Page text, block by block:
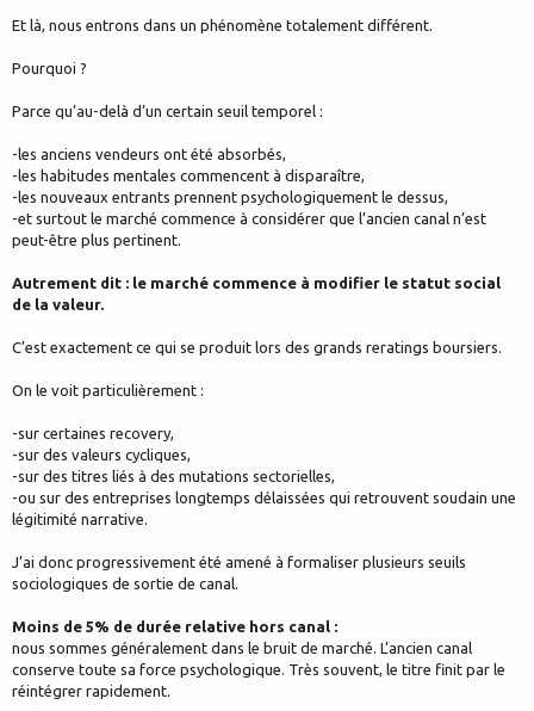
Et là, nous entrons dans un phénomène totalement différent.
Pourquoi ?
Parce qu’au-delà d’un certain seuil temporel :
-les anciens vendeurs ont été absorbés,
-les habitudes mentales commencent à disparaître,
-les nouveaux entrants prennent psychologiquement le dessus,
-et surtout le marché commence à considérer que l’ancien canal n’est
peut-être plus pertinent.
Autrement dit : le marché commence à modifier le statut social
de la valeur.
C’est exactement ce qui se produit lors des grands reratings boursiers.
On le voit particulièrement :
-sur certaines recovery,
-sur des valeurs cycliques,
-sur des titres liés à des mutations sectorielles,
-ou sur des entreprises longtemps délaissées qui retrouvent soudain une
légitimité narrative.
J’ai donc progressivement été amené à formaliser plusieurs seuils
sociologiques de sortie de canal.
Moins de 5% de durée relative hors canal :
nous sommes généralement dans le bruit de marché. L’ancien canal
conserve toute sa force psychologique. Très souvent, le titre finit par le
réintégrer rapidement.